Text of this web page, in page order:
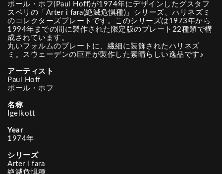
ポール・ホフ(Paul Hoff)が1974年にデザインしたグスタフ
スベリの「Arter i fara(絶滅危惧種)」シリーズ、ハリネズミ
のコレクターズプレートです。このシリーズは1973年から
1994年までの間に製作された限定版のプレート22種類で構
成されています。
丸いフォルムのプレートに、繊細に装飾されたハリネズ
ミ。スウェーデンの巨匠が製作した素晴らしい逸品です♪
アーティスト
Paul Hoff
ポール・ホフ
名称
Igelkott
Year
1974年
シリーズ
Arter i fara
絶滅危惧種